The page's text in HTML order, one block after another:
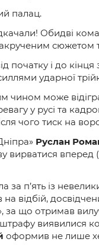
палац.
Обидві
сюжетом
початку і до
ударної
чином може
у русі та
чого тиск на
Руслан
вирватися
за п’ять із
відбій,
за що отримав
виявилися
оформив не лише